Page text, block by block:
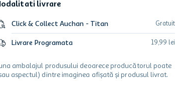
livrare
Click & Collect Auchan - Titan Gratuit
Livrare Programata 19,99 lei
ambalajul produsului deoarece producătorul poate
aspectul) dintre imaginea afișată și produsul livrat.